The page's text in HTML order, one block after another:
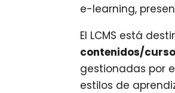
e-learning,
El LCMS está
contenidos/
gestionadas por
estilos de